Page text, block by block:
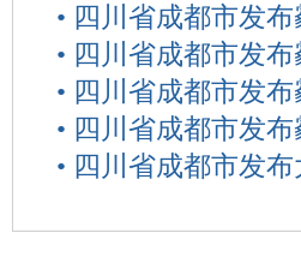
• 四川省成都市发
• 四川省成都市发
• 四川省成都市发
• 四川省成都市发
• 四川省成都市发